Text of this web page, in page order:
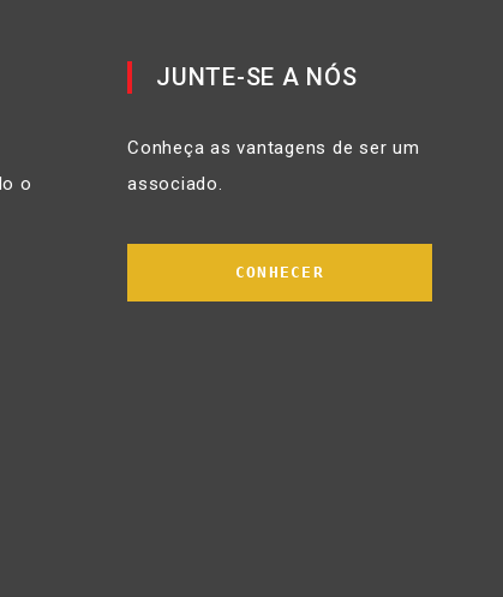
o
JUNTE-SE A NÓS
Conheça as vantagens de ser um
associado.
CONHECER